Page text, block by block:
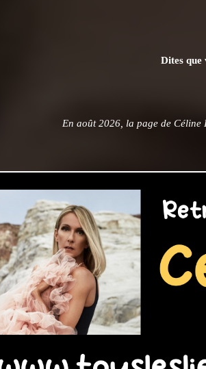
Dites que
En août 2026, la page de